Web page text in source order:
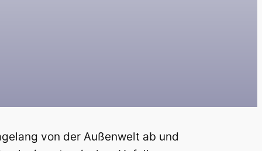
von der Außenwelt ab und